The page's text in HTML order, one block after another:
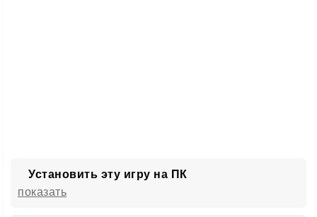
разгадывайте уровни и ведите Лигу к победе.
Установить эту игру на ПК
показать